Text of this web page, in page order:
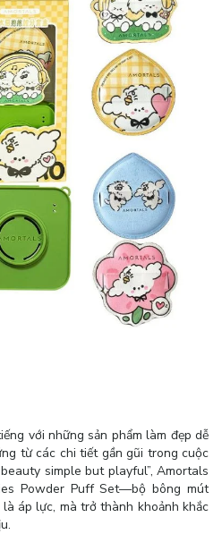
với những sản phẩm làm đẹp dễ
từ các chi tiết gần gũi trong cuộc
simple but playful”, Amortals
Powder Puff Set—bộ bông mút
áp lực, mà trở thành khoảnh khắc